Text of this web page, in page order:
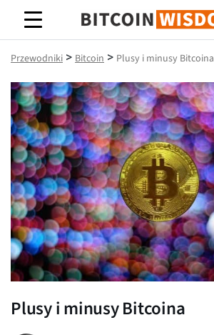
Mądrość Bitcoina
Przewodniki > Bitcoin > Plusy i minusy Bitcoina
Plusy i minusy Bitcoina